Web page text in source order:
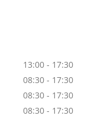
13:00 - 17:30
08:30 - 17:30
08:30 - 17:30
08:30 - 17:30